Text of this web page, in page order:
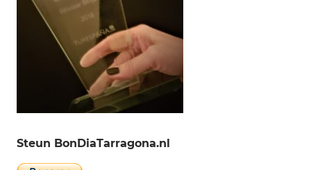
Steun BonDiaTarragona.nl